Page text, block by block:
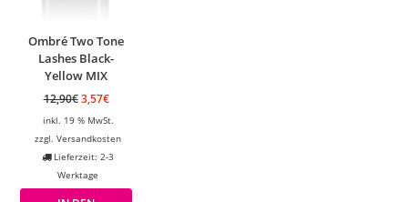
Ombré Two Tone
Lashes Black-
Yellow MIX
12,90€ 3,57€
inkl. 19 % MwSt.
zzgl.Versandkosten
Lieferzeit: 2-3
Werktage